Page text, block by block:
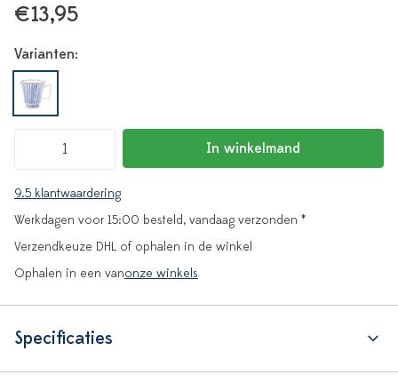
€13,95
Varianten:
In winkelmand
9.5 klantwaardering
Werkdagen voor 15:00 besteld, vandaag verzonden *
Verzendkeuze DHL of ophalen in de winkel
Ophalen in een vanonze winkels
Specificaties